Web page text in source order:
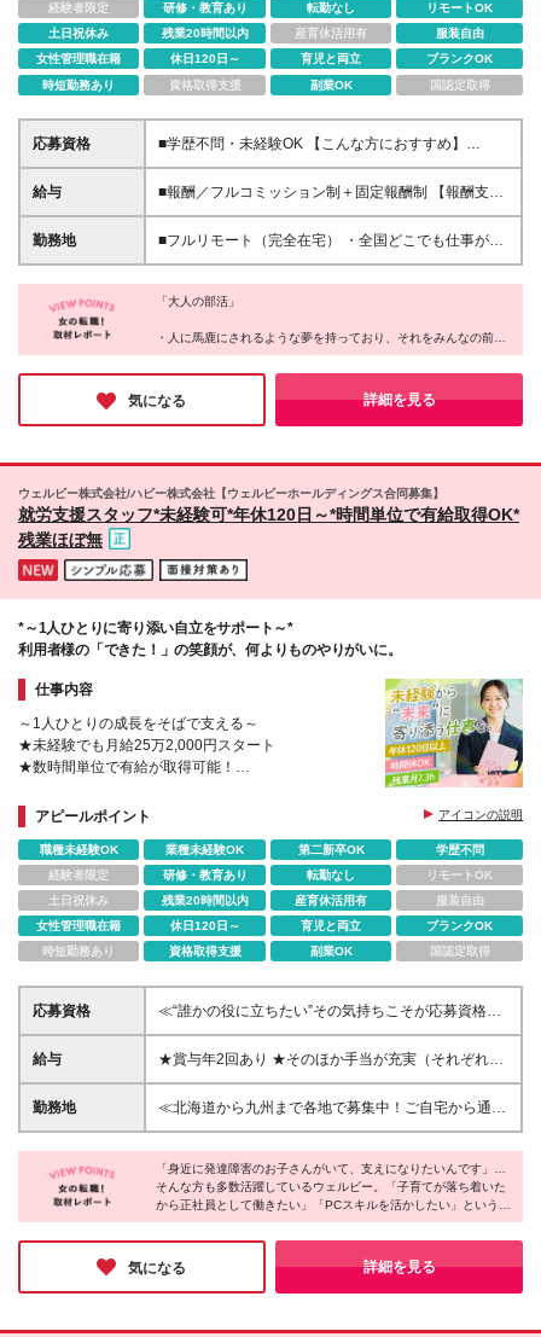
経験者限定
研修・教育あり 転勤なし
リモートOK
土日祝休み
残業20時間以内 産育休活用有
服装自由
女性管理職在籍
休日120日～ 育児と両立
ブランクOK
時短勤務あり
資格取得支援 副業OK 国認定取得
応募資格
■学歴不問・未経験OK 【こんな方におすすめ】
⭕「自信はないけど、頑張ってみたい」と思える人
⭕「もう一度、努力してみよう」と挑戦できる人 ⭕
いていない方】 ❌ラクに稼ぎたい人 ❌最低限の収入が
あればOKな人 ❌自分の成長に興味がない人 ❌人と協
ありません。 でも、だからこそ成長の実感がある
安」より「どこまで成長できるか」を楽しめる環境で
す。 本気で挑戦するあなたを、全力でサポートしま
給与
■報酬／フルコミッション制＋固定報酬制 【報酬支払
い実績(2024年度)】平均5,522,124円 （Join1年以上2
年未満メンバー） この数字は、ウルサポの環境を活
し、挑戦を続けた人 すべての人がこの結果を得られ
く、「行動する」ことが、成果への第一歩です。 ※固
約20％程度が固定報酬を得ており、時給1,500円～
10,000円相当の仕事があります（一定のスキルを必要
勤務地
■フルリモート（完全在宅） ・全国どこでも仕事がで
きます（地方でも活躍できます） ・あなたが「ここ
で働きたい！」と思った場所が職場です（0秒出社）
・平日にワーケーション先でオンライン商談や、移動
――――――――――――――――― ◎メタバース
オフィス「oVice」の活用 完全在宅でありながら孤独
感ゼロ。 ・研修や案件相談、仕事のMTG ・「ねぇね
ぇ今ちょっといい？」のライトなコミュニケーション
の範囲)上記を除く当社関連勤務地
「大人の部活」
・人に馬鹿にされるような夢を持っており、それをみんなの前で
発言できる
・慣れ合いではなく切磋琢磨できる、本気で向き合ってくれる仲
間がいる
・賞賛承認文化があり、あなたの存在を認めてくれる環境がある
・トレーナーが正しい努力を示し、適切なフィードバックを行っ
・1年後、驚くほど成長した大好きな自分に出会える
これが同社のカルチャーだ。
気になる 詳細を見る
ウェルビー株式会社/ハビー株式会社【ウェルビーホールディングス合同募集】
就労支援スタッフ*未経験可*年休120日～*時間単位で有給取得OK*
残業ほぼ無
*～1人ひとりに寄り添い自立をサポート～*
利用者様の「できた！」の笑顔が、何よりものやりがいに。
仕事内容
～1人ひとりの成長をそばで支える～
★未経験でも月給25万2,000円スタート
★数時間単位で有給が取得可能！
★社員の新しいチャレンジを応援する社風
アピールポイント アイコンの説明
職種未経験OK 業種未経験OK 第二新卒OK
学歴不問
経験者限定
研修・教育あり 転勤なし
リモートOK
土日祝休み
残業20時間以内 産育休活用有
服装自由
女性管理職在籍
休日120日～ 育児と両立
ブランクOK
時短勤務あり
資格取得支援 副業OK 国認定取得
応募資格
≪“誰かの役に立ちたい”その気持ちこそが応募資格で
す！≫ ◆未経験歓迎 ◆特別な経験やスキルは必要あ
りません ◆学歴不問 ◆20代～50代が多数活躍中 ＜こ
り向き合いたい方 ・誰もが働ける未来になるよう、
貢献したい方
給与
★賞与年2回あり ★そのほか手当が充実（それぞれ規
定あり） ┗住宅手当・家族手当 ┗資格手当(月3千円
～1万円 ┗ベースアップ加算手当(月1万2千円/報酬改
間分/約3万～4万円)を含む。超過分は別途支給します
※能力・経験により決定します 【サービス管理責任
者】 月給30万7千円～41万2千円(一律支給手当含
て決定します ※試用期間3～6ヶ月。その間の給与は
月給25万2千円＋資格手当 ※試用期間中の差額分は初
勤務地
≪北海道から九州まで各地で募集中！ご自宅から通え
る場所への配属となります≫ ※自動車通勤OK(規定有)
≪配属エリアはコチラ≫ ■北海道/札幌 ■福島県/郡山 ■
群馬県/高崎 ■埼玉県/さいたま・大宮・川越・西川
口・所沢・航空公園・春日部・草加・新越谷・朝霞台
■千葉県/千葉・西船橋・松戸・浦安 ■東京都/秋葉原・
錦糸町・蒲田・渋谷・荻窪・池袋・北千住・八王子・
三鷹・府中・町田 ■神奈川県/横浜・新横浜・桜木町・
戸塚・上大岡・溝の口・横須賀・藤沢・本厚木・平塚
「身近に発達障害のお子さんがいて、支えになりたいんです」…
そんな方も多数活躍しているウェルビー。「子育てが落ち着いた
から正社員として働きたい」「PCスキルを活かしたい」という理
由で入社した方もいるとのこと。
そんな同社は福利厚生や制度面も常にブラッシュアップし、チャ
ットツールや研修ツール導入なども積極的に行っています。安定
基盤のもと、長く働きたい人にオススメです♪
気になる 詳細を見る